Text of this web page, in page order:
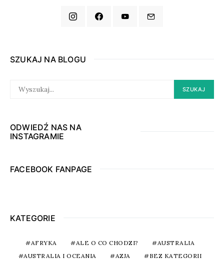
SZUKAJ NA BLOGU
FOR:
SZUKAJ
ODWIEDŹ NAS NA
INSTAGRAMIE
FACEBOOK FANPAGE
KATEGORIE
AFRYKA ALE O CO CHODZI?
AUSTRALIA
AUSTRALIA I OCEANIA
AZJA
BEZ KATEGORII